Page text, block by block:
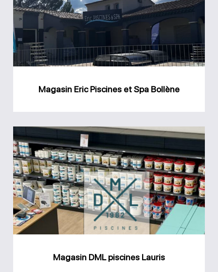
et
Spa
Bollène
Magasin Eric Piscines et Spa Bollène
Magasin
DML
piscines
Lauris
Magasin DML piscines Lauris